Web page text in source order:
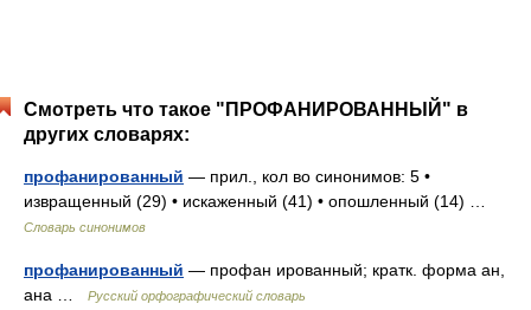
Смотреть что такое "ПРОФАНИРОВАННЫЙ" в
других словарях:
профанированный — прил., кол во синонимов: 5 •
извращенный (29) • искаженный (41) • опошленный (14) …
Словарь синонимов
профанированный — профан ированный; кратк. форма ан,
ана …
Русский орфографический словарь